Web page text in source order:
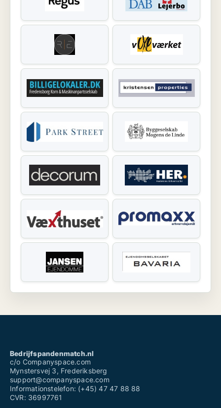
Bedrijfspandenmatch.nl
c/o Companyspace.com
Mynstersvej 3, Frederiksberg
support@companyspace.com
Informationstelefon: (+45) 47 47 88 88
CVR: 36997761